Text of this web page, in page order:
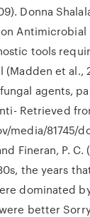
Donna
Antimicrobial
tools
(Madden et al.,
agents,
Retrieved
media/81745/
Fineran, P. C.
the years
dominated
better